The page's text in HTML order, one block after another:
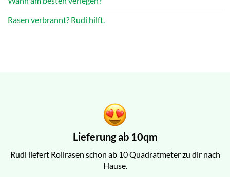
Rasen verbrannt? Rudi hilft.
Lieferung ab 10qm
Rudi liefert Rollrasen schon ab 10 Quadratmeter zu dir nach
Hause.